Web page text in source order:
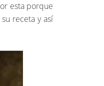
esta porque
receta y así